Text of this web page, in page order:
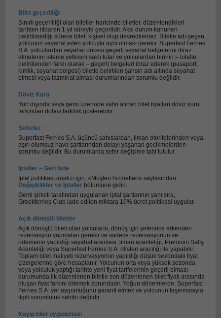
Bilet geçerliliği
Sınırlı geçerliliği olan biletler haricinde biletler, düzenlendikleri
tarihten itibaren 1 yıl süreyle geçerlidir. Aksi durum kanunen
belirtilmediği sürece bilet, kişisel olup devredilemez. Bilette adı geçen
yolcunun seyahat eden yolcuyla aynı olması gerekir. Superfast Ferries
S.A. yolculardan seyahat öncesi geçerli seyahat belgelerini ibraz
etmelerini isteme yetkisini saklı tutar ve yolculardan birinin – bilette
belirtilenden farklı olarak – geçerli belgeleri ibraz ederek (pasaport,
kimlik, seyahat belgesi) bilette belirtilen şahsın adı altında seyahat
etmesi veya tazminat alması durumlarından sorumlu değildir.
Döviz Kuru
Yurt dışında veya gemi üzerinde satın alınan bilet fiyatları döviz kuru
farkından dolayı farklılık gösterebilir.
Seferler
Superfast Ferries S.A. üçüncü şahıslardan, liman otoritelerinden veya
aşırı olumsuz hava şartlarından dolayı yaşanan gecikmelerden
sorumlu değildir. Bu durumlarda sefer değişime tabi tutulur.
İptaller – Geri İade
İptal politikası analizi için, «Müşteri hizmetleri» sayfasından
Değişiklikler ve İptaller bölümüne gidin.
Gemi şirketi tarafından uygulanan iptal şartlarının yanı sıra,
Greekferries Club iade edilen miktara 10% ücret politikasi uygular.
Açık dönüşlü biletler
Açık dönüşlü bileti olan yolcuların, dönüş için yeterince erkenden
rezervasyon yapmaları gerekir ve sadece rezervasyonun ve
ödemenin yapıldığı seyahat acentesi, liman acenteliği, Premium Satış
Acenteliği veya Superfast Ferries S.A. ofisleri aracılığı ile yapabilir.
Toplam bilet maliyeti rezervasyonun yapıldığı düşük sezondaki fiyat
çizelgelerine göre hesaplanır. Yolcunun orta veya yüksek sezonda
veya yolculuk yaptığı tarihte yeni fiyat tarifelerinin geçerli olması
durumunda ilk düzenlenen biletle son düzenlenen bilet fiyatı arasında
oluşan fiyat farkını ödemek zorundadır. Yoğun dönemlerde, Superfast
Ferries S.A. yer uygunluğunu garanti etmez ve yolcunun taşınmasıyla
ilgili sorumluluk sahibi değildir.
Kayıp bilet uygulaması